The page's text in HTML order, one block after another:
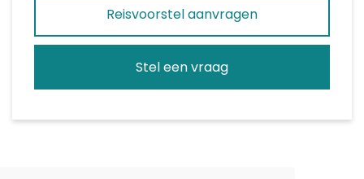
Reisvoorstel aanvragen
Stel een vraag